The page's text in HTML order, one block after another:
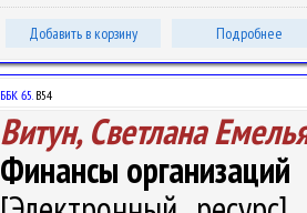
Добавить в корзину Подробнее
ББК 65.В54
Витун, Светлана
Финансы организаций